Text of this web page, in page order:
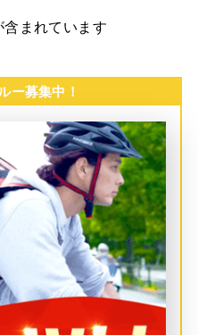
まれています
ー募集中！